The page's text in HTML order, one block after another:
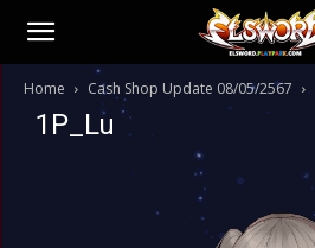
Home Cash Shop Update 08/05/2567
1P_Lu